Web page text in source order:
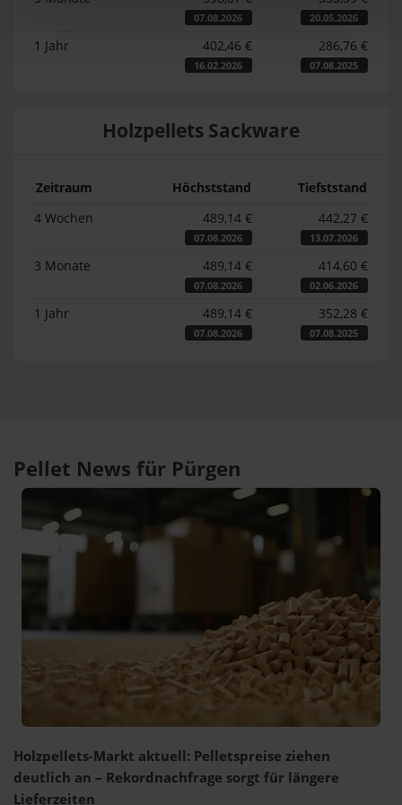
07.08.2026 20.05.2026
1 Jahr 402,46 €
16.02.2026
286,76 €
07.08.2025
Holzpellets Sackware
Zeitraum Höchststand
Tiefststand
4 Wochen
489,14 €
07.08.2026
442,27 €
13.07.2026
3 Monate 489,14 €
07.08.2026
414,60 €
02.06.2026
1 Jahr 489,14 €
07.08.2026
352,28 €
07.08.2025
Pellet News für Pürgen
Holzpellets-Markt aktuell: Pelletspreise ziehen
deutlich an – Rekordnachfrage sorgt für längere
Lieferzeiten